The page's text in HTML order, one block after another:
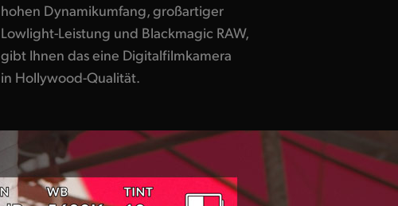
hohen Dynamikumfang, großartiger
Lowlight-Leistung und Blackmagic RAW,
gibt Ihnen das eine Digitalfilmkamera
in Hollywood-Qualität.